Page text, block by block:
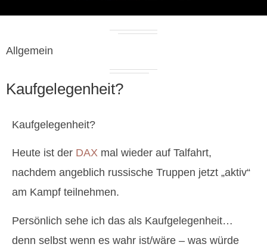
Allgemein
Kaufgelegenheit?
Kaufgelegenheit?
Heute ist der DAX mal wieder auf Talfahrt,
nachdem angeblich russische Truppen jetzt „aktiv“
am Kampf teilnehmen.
Persönlich sehe ich das als Kaufgelegenheit…
denn selbst wenn es wahr ist/wäre – was würde